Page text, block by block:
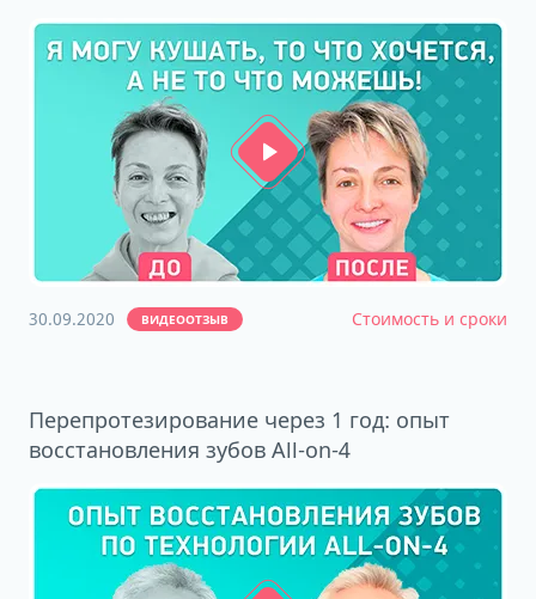
30.09.2020 ВИДЕООТЗЫВ Стоимость и сроки
Перепротезирование через 1 год: опыт
восстановления зубов All-on-4